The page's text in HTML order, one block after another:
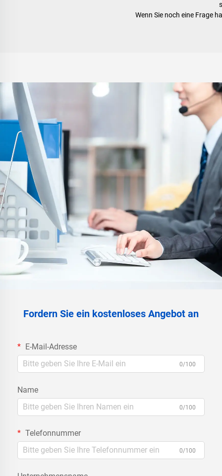
Wenn Sie noch eine Frage
Fordern Sie ein kostenloses Angebot an
E-Mail-Adresse
0/100
Name
0/100
Telefonnummer
0/100